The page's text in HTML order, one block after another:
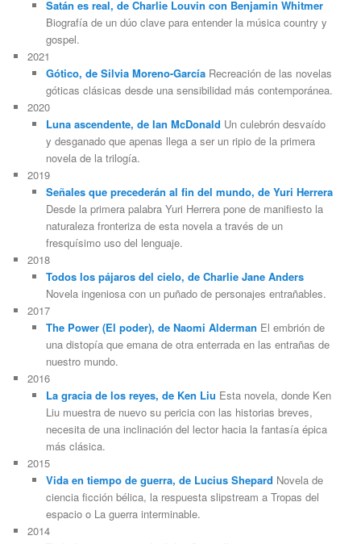
Satán es real, de Charlie Louvin con Benjamin Whitmer
Biografía de un dúo clave para entender la música country y
gospel.
2021
Gótico, de Silvia Moreno-GarcíaRecreación de las novelas
góticas clásicas desde una sensibilidad más contemporánea.
2020
Luna ascendente, de Ian McDonald Un culebrón desvaído
y desganado que apenas llega a ser un ripio de la primera
novela de la trilogía.
2019
Señales que precederán al fin del mundo, de Yuri Herrera
Desde la primera palabra Yuri Herrera pone de manifiesto la
naturaleza fronteriza de esta novela a través de un
fresquísimo uso del lenguaje.
2018
Todos los pájaros del cielo, de Charlie Jane Anders
Novela ingeniosa con un puñado de personajes entrañables.
2017
The Power (El poder), de Naomi Alderman El embrión de
una distopía que emana de otra enterrada en las entrañas de
nuestro mundo.
2016
La gracia de los reyes, de Ken Liu Esta novela, donde Ken
Liu muestra de nuevo su pericia con las historias breves,
necesita de una inclinación del lector hacia la fantasía épica
más clásica.
2015
Vida en tiempo de guerra, de Lucius Shepard Novela de
ciencia ficción bélica, la respuesta slipstream a Tropas del
espacio o La guerra interminable.
2014